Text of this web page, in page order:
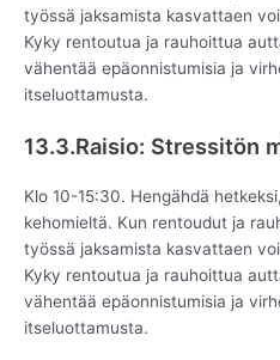
työssä jaksamista kasvattaen
Kyky rentoutua ja rauhoittua
vähentää epäonnistumisia ja
itseluottamusta.
13.3.Raisio: Stressitön
Klo 10-15:30. Hengähdä
kehomieltä. Kun rentoudut ja
työssä jaksamista kasvattaen
Kyky rentoutua ja rauhoittua
vähentää epäonnistumisia ja
itseluottamusta.